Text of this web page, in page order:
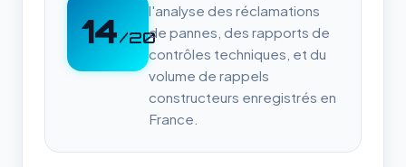
14/20
l'analyse des réclamations
de pannes, des rapports de
contrôles techniques, et du
volume de rappels
constructeurs enregistrés en
France.